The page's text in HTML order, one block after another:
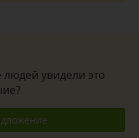
увидели это